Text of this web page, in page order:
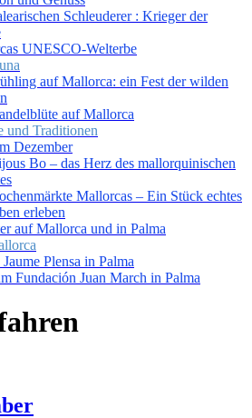
Schleuderer : Krieger der
UNESCO-Welterbe
auf Mallorca: ein Fest der wilden
auf Mallorca
und Traditionen
Dezember
Bo – das Herz des mallorquinischen
Mallorcas – Ein Stück echtes
erleben
auf Mallorca und in Palma
Plensa in Palma
Fundación Juan March in Palma